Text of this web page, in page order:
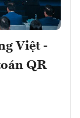
Việt -
QR